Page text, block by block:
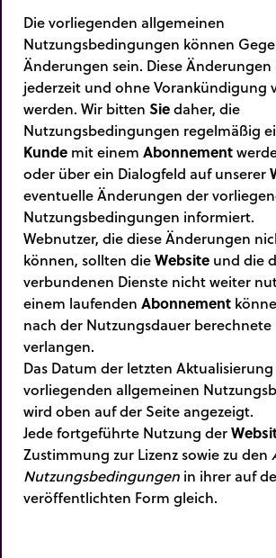
Die vorliegenden allgemeinen
Nutzungsbedingungen können
Änderungen sein. Diese
jederzeit und ohne Vorankündigung
werden. Wir bitten Siedaher, die
Nutzungsbedingungen regelmäßig
Kunde mit einem Abonnement
oder über ein Dialogfeld auf unserer
eventuelle Änderungen der
Nutzungsbedingungen informiert.
Webnutzer, die diese Änderungen
können, sollten dieWebsite und die
verbundenen Dienste nicht weiter
einem laufenden Abonnement
nach der Nutzungsdauer
verlangen.
Das Datum der letzten
vorliegenden allgemeinen
wird oben auf der Seite angezeigt.
Jede fortgeführte Nutzung der
Zustimmung zur Lizenz sowie zu den
Nutzungsbedingungen in ihrer auf
veröffentlichten Form gleich.